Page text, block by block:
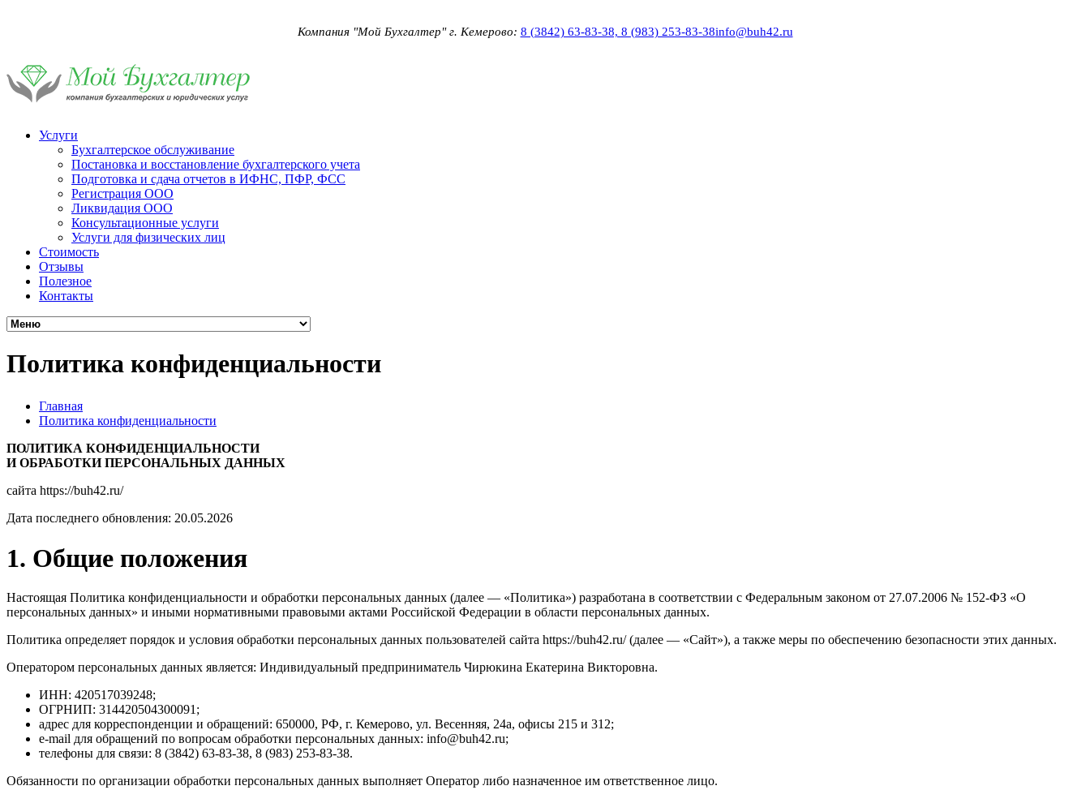
Компания "Мой Бухгалтер" г. Кемерово: 8 (3842) 63-83-38, 8 (983) 253-83-38info@buh42.ru
Услуги
Бухгалтерское обслуживание
Постановка и восстановление бухгалтерского учета
Подготовка и сдача отчетов в ИФНС, ПФР, ФСС
Регистрация ООО
Ликвидация ООО
Консультационные услуги
Услуги для физических лиц
Стоимость
Отзывы
Полезное
Контакты
Политика конфиденциальности
Главная
Политика конфиденциальности
ПОЛИТИКА КОНФИДЕНЦИАЛЬНОСТИ
И ОБРАБОТКИ ПЕРСОНАЛЬНЫХ ДАННЫХ
сайта https://buh42.ru/
Дата последнего обновления: 20.05.2026
1. Общие положения
Настоящая Политика конфиденциальности и обработки персональных данных (далее — «Политика») разработана в соответствии с Федеральным законом от 27.07.2006 № 152-ФЗ «О
персональных данных» и иными нормативными правовыми актами Российской Федерации в области персональных данных.
Политика определяет порядок и условия обработки персональных данных пользователей сайта https://buh42.ru/ (далее — «Сайт»), а также меры по обеспечению безопасности этих данных.
Оператором персональных данных является: Индивидуальный предприниматель Чирюкина Екатерина Викторовна.
ИНН: 420517039248;
ОГРНИП: 314420504300091;
адрес для корреспонденции и обращений: 650000, РФ, г. Кемерово, ул. Весенняя, 24а, офисы 215 и 312;
e-mail для обращений по вопросам обработки персональных данных: info@buh42.ru;
телефоны для связи: 8 (3842) 63-83-38, 8 (983) 253-83-38.
Обязанности по организации обработки персональных данных выполняет Оператор либо назначенное им ответственное лицо.